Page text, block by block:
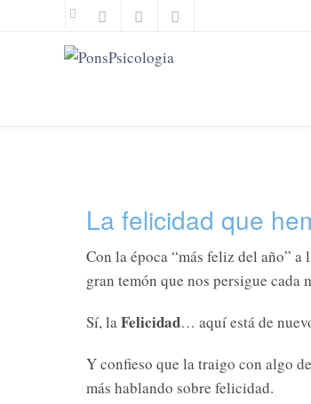
La felicidad que
Con la época “más feliz del año”
gran temón que nos persigue cada
Sí, la Felicidad… aquí está de
Y confieso que la traigo con algo
más hablando sobre felicidad.